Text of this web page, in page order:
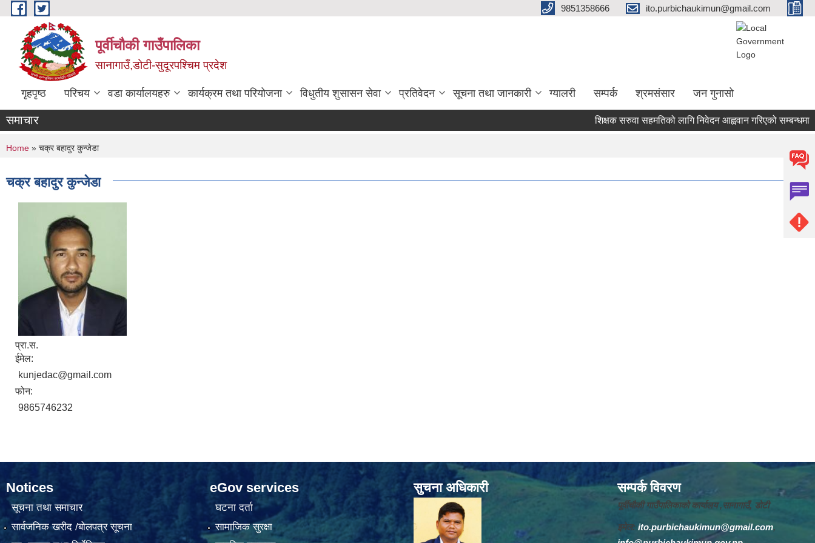
Skip to main content 9851358666 ito.purbichaukimun@gmail.com
पूर्वीचौकी गाउँपालिका
सानागाउँ,डोटी-सुदूरपश्चिम प्रदेश
गृहपृष्ठ परिचय वडा कार्यालयहरु कार्यक्रम तथा परियोजना विधुतीय शुसासन सेवा प्रतिवेदन सूचना तथा जानकारी ग्यालरी सम्पर्क श्रमसंसार जन गुनासो
समाचार शिक्षक सरुवा सहमतिको लागि निवेदन आह्ववान गरिएको सम्बन्धमा ।।
You are here
Home » चक्र बहादुर कुन्जेडा
चक्र बहादुर कुन्जेडा
प्रा.स.
ईमेल:
kunjedac@gmail.com
फोन:
9865746232
Notices
सूचना तथा समाचार
सार्वजनिक खरीद /बोलपत्र सूचना
eGov services
घटना दर्ता
सामाजिक सुरक्षा
सुचना अधिकारी सम्पर्क विवरण
पूर्वीचौकी गाउँपालिकाको कार्यालय ,सानागाउँ, डोटी
इमेल: ito.purbichaukimun@gmail.com,